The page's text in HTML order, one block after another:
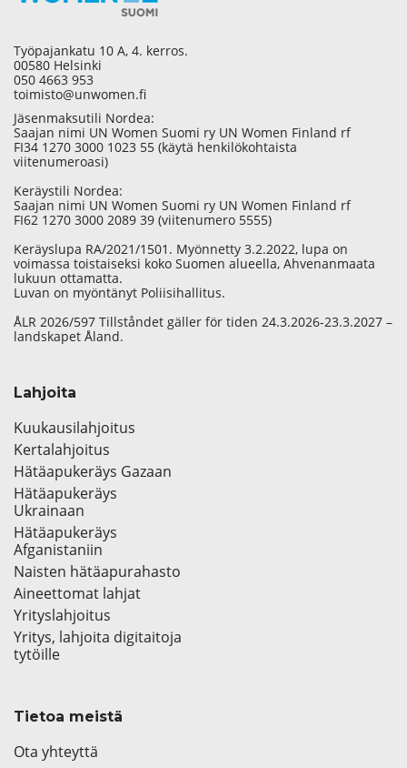
Työpajankatu 10 A, 4. kerros.
00580 Helsinki
050 4663 953
toimisto@unwomen.fi
Jäsenmaksutili Nordea:
Saajan nimi UN Women Suomi ry UN Women Finland rf
FI34 1270 3000 1023 55 (käytä henkilökohtaista
viitenumeroasi)
Keräystili Nordea:
Saajan nimi UN Women Suomi ry UN Women Finland rf
FI62 1270 3000 2089 39 (viitenumero 5555)
Keräyslupa RA/2021/1501. Myönnetty 3.2.2022, lupa on
voimassa toistaiseksi koko Suomen alueella, Ahvenanmaata
lukuun ottamatta.
Luvan on myöntänyt Poliisihallitus.
ÅLR 2026/597 Tillståndet gäller för tiden 24.3.2026-23.3.2027 –
landskapet Åland.
Lahjoita
Kuukausilahjoitus
Kertalahjoitus
Hätäapukeräys Gazaan
Hätäapukeräys
Ukrainaan
Hätäapukeräys
Afganistaniin
Naisten hätäapurahasto
Aineettomat lahjat
Yrityslahjoitus
Yritys, lahjoita digitaitoja
tytöille
Tietoa meistä
Ota yhteyttä